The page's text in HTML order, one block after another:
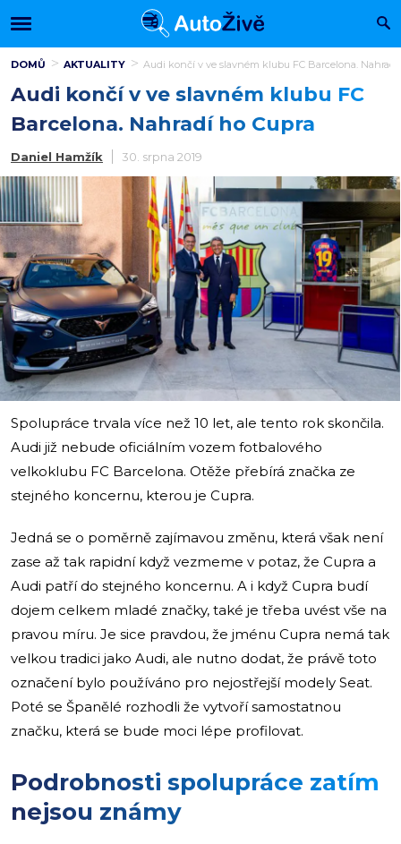
DOMŮ AKTUALITY Audi končí v ve slavném klubu FC Barcelona. Nahradí
Audi končí v ve slavném klubu FC
Barcelona. Nahradí ho Cupra
Daniel Hamžík 30. srpna 2019
Spolupráce trvala více než 10 let, ale tento rok skončila.
Audi již nebude oficiálním vozem fotbalového
velkoklubu FC Barcelona. Otěže přebírá značka ze
stejného koncernu, kterou je Cupra.
Jedná se o poměrně zajímavou změnu, která však není
zase až tak rapidní když vezmeme v potaz, že Cupra a
Audi patří do stejného koncernu. A i když Cupra budí
dojem celkem mladé značky, také je třeba uvést vše na
pravou míru. Je sice pravdou, že jménu Cupra nemá tak
velkou tradici jako Audi, ale nutno dodat, že právě toto
označení bylo používáno pro nejostřejší modely Seat.
Poté se Španělé rozhodli že vytvoří samostatnou
značku, která se bude moci lépe profilovat.
Podrobnosti spolupráce zatím
nejsou známy